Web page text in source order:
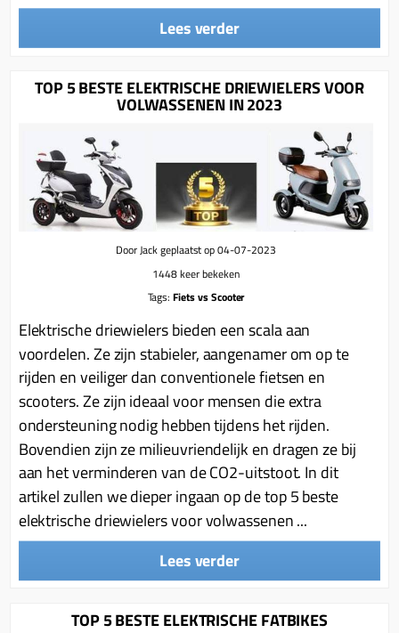
Zuigers
Koppeling compleet
Koppeling trekveer
Ketting / tandwiel
Koeling (delen)
Overbrenging
Lees verder
TOP 5 BESTE ELEKTRISCHE DRIEWIELERS VOOR
VOLWASSENEN IN 2023
Door Jack geplaatst op 04-07-2023
1448 keer bekeken
Tags:Fiets vs Scooter
Elektrische driewielers bieden een scala aan
voordelen. Ze zijn stabieler, aangenamer om op te
rijden en veiliger dan conventionele fietsen en
scooters. Ze zijn ideaal voor mensen die extra
ondersteuning nodig hebben tijdens het rijden.
Bovendien zijn ze milieuvriendelijk en dragen ze bij
aan het verminderen van de CO2-uitstoot. In dit
artikel zullen we dieper ingaan op de top 5 beste
elektrische driewielers voor volwassenen ...
Lees verder
TOP 5 BESTE ELEKTRISCHE FATBIKES